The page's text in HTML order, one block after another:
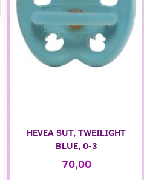
HEVEA SUT, TWEILIGHT
BLUE, 0-3
70,00